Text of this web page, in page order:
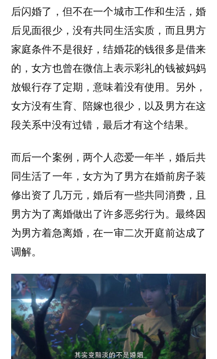
后闪婚了，但不在一个城市工作和生活，婚
后见面很少，没有共同生活实质，而且男方
家庭条件不是很好，结婚花的钱很多是借来
的，女方也曾在微信上表示彩礼的钱被妈妈
放银行存了定期，意味着没有使用。另外，
女方没有生育、陪嫁也很少，以及男方在这
段关系中没有过错，最后才有这个结果。
而后一个案例，两个人恋爱一年半，婚后共
同生活了一年，女方为了男方在婚前房子装
修出资了几万元，婚后有一些共同消费，且
男方为了离婚做出了许多恶劣行为。最终因
为男方着急离婚，在一审二次开庭前达成了
调解。